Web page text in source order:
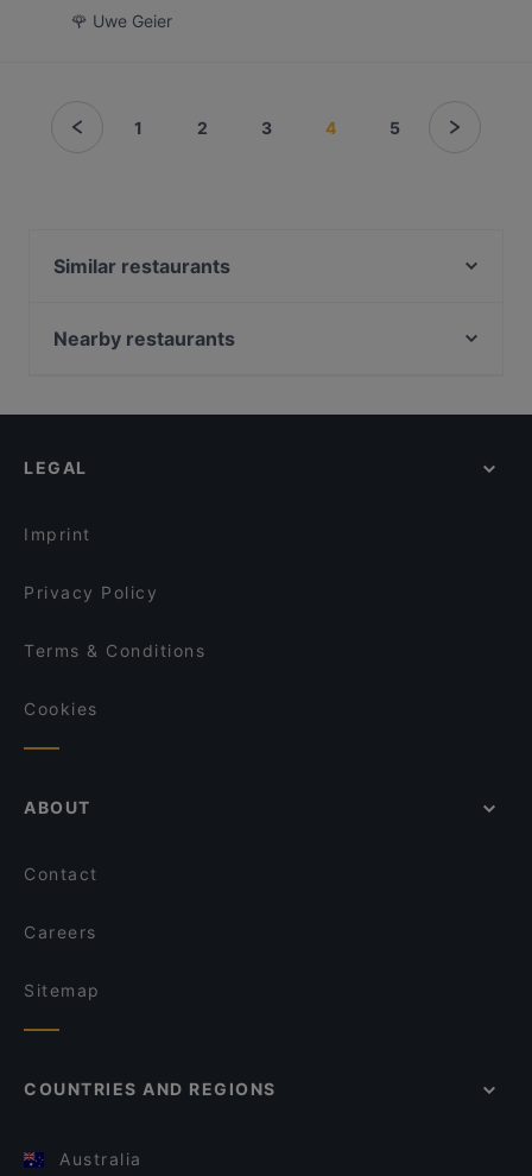
🌹 Uwe Geier
1 2 3 4 5
Similar restaurants
Kilimanjaro
Funk Royal
Cinnamoon
Nearby restaurants
NORI Restaurant
Tokoro
Griechisches Restaurant Poseidon
Bella Casa – Ristorante & Pizzeria
LEGAL
Imprint
Privacy Policy
Terms & Conditions
Cookies
ABOUT
Contact
Careers
Sitemap
COUNTRIES AND REGIONS
Australia